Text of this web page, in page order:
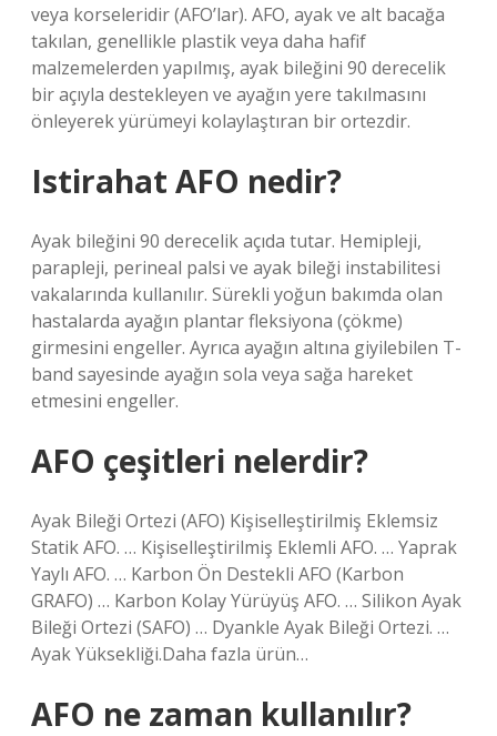
veya korseleridir (AFO’lar). AFO, ayak ve alt bacağa
takılan, genellikle plastik veya daha hafif
malzemelerden yapılmış, ayak bileğini 90 derecelik
bir açıyla destekleyen ve ayağın yere takılmasını
önleyerek yürümeyi kolaylaştıran bir ortezdir.
Istirahat AFO nedir?
Ayak bileğini 90 derecelik açıda tutar. Hemipleji,
parapleji, perineal palsi ve ayak bileği instabilitesi
vakalarında kullanılır. Sürekli yoğun bakımda olan
hastalarda ayağın plantar fleksiyona (çökme)
girmesini engeller. Ayrıca ayağın altına giyilebilen T-
band sayesinde ayağın sola veya sağa hareket
etmesini engeller.
AFO çeşitleri nelerdir?
Ayak Bileği Ortezi (AFO) Kişiselleştirilmiş Eklemsiz
Statik AFO. … Kişiselleştirilmiş Eklemli AFO. … Yaprak
Yaylı AFO. … Karbon Ön Destekli AFO (Karbon
GRAFO) … Karbon Kolay Yürüyüş AFO. … Silikon Ayak
Bileği Ortezi (SAFO) … Dyankle Ayak Bileği Ortezi. …
Ayak Yüksekliği.Daha fazla ürün…
AFO ne zaman kullanılır?